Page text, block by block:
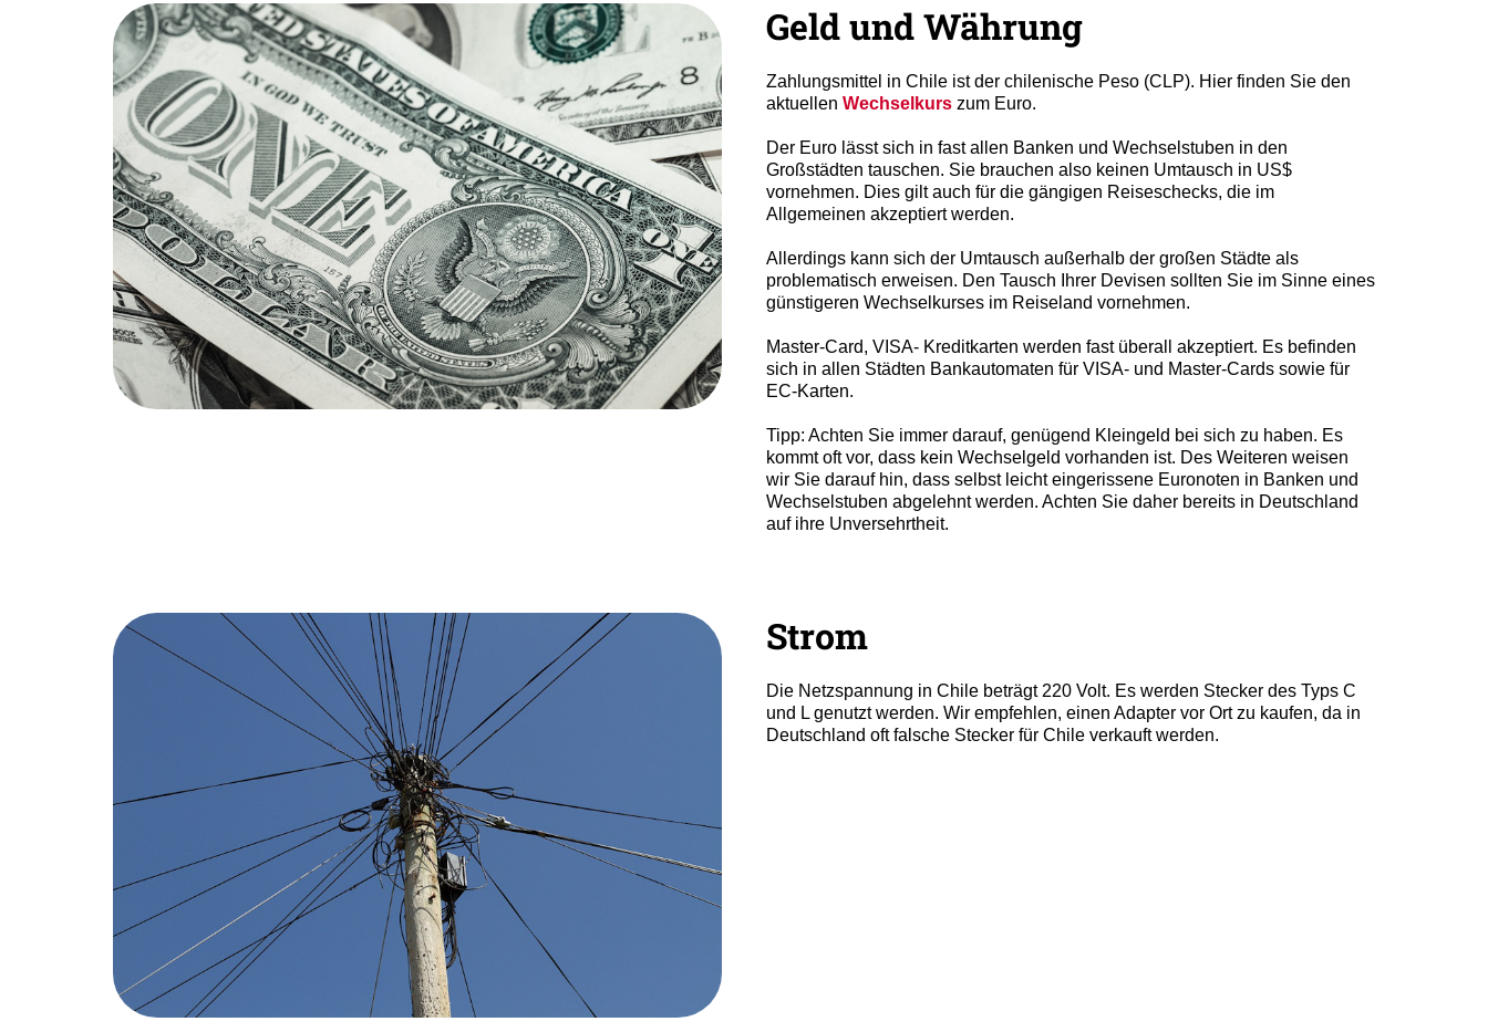
Geld und Währung
Zahlungsmittel in Chile ist der chilenische Peso (CLP). Hier finden Sie den
aktuellen Wechselkurs zum Euro.
Der Euro lässt sich in fast allen Banken und Wechselstuben in den
Großstädten tauschen. Sie brauchen also keinen Umtausch in US$
vornehmen. Dies gilt auch für die gängigen Reiseschecks, die im
Allgemeinen akzeptiert werden.
Allerdings kann sich der Umtausch außerhalb der großen Städte als
problematisch erweisen. Den Tausch Ihrer Devisen sollten Sie im Sinne eines
günstigeren Wechselkurses im Reiseland vornehmen.
Master-Card, VISA- Kreditkarten werden fast überall akzeptiert. Es befinden
sich in allen Städten Bankautomaten für VISA- und Master-Cards sowie für
EC-Karten.
Tipp: Achten Sie immer darauf, genügend Kleingeld bei sich zu haben. Es
kommt oft vor, dass kein Wechselgeld vorhanden ist. Des Weiteren weisen
wir Sie darauf hin, dass selbst leicht eingerissene Euronoten in Banken und
Wechselstuben abgelehnt werden. Achten Sie daher bereits in Deutschland
auf ihre Unversehrtheit.
Strom
Die Netzspannung in Chile beträgt 220 Volt. Es werden Stecker des Typs C
und L genutzt werden. Wir empfehlen, einen Adapter vor Ort zu kaufen, da in
Deutschland oft falsche Stecker für Chile verkauft werden.